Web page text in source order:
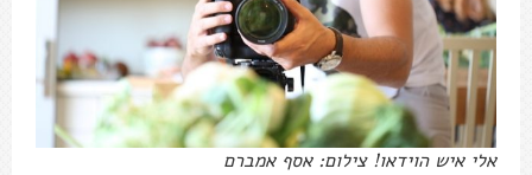
אלי איש הוידאו! צילום: אסף אמברם